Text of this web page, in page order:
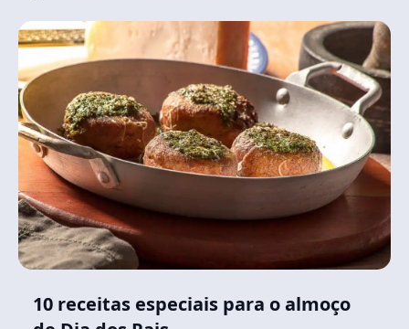
10 receitas especiais para o almoço